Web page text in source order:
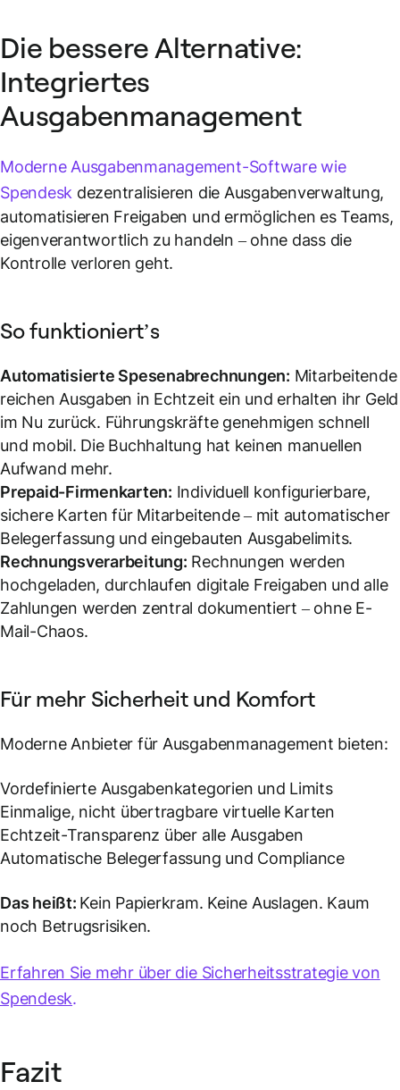
Die bessere Alternative:
Integriertes
Ausgabenmanagement
Moderne Ausgabenmanagement-Software wie
Spendesk dezentralisieren die Ausgabenverwaltung,
automatisieren Freigaben und ermöglichen es Teams,
eigenverantwortlich zu handeln – ohne dass die
Kontrolle verloren geht.
So funktioniert’s
Automatisierte Spesenabrechnungen: Mitarbeitende
reichen Ausgaben in Echtzeit ein und erhalten ihr Geld
im Nu zurück. Führungskräfte genehmigen schnell
und mobil. Die Buchhaltung hat keinen manuellen
Aufwand mehr.
Prepaid-Firmenkarten: Individuell konfigurierbare,
sichere Karten für Mitarbeitende – mit automatischer
Belegerfassung und eingebauten Ausgabelimits.
Rechnungsverarbeitung: Rechnungen werden
hochgeladen, durchlaufen digitale Freigaben und alle
Zahlungen werden zentral dokumentiert – ohne E-
Mail-Chaos.
Für mehr Sicherheit und Komfort
Moderne Anbieter für Ausgabenmanagement bieten:
Vordefinierte Ausgabenkategorien und Limits
Einmalige, nicht übertragbare virtuelle Karten
Echtzeit-Transparenz über alle Ausgaben
Automatische Belegerfassung und Compliance
Das heißt: Kein Papierkram. Keine Auslagen. Kaum
noch Betrugsrisiken.
Erfahren Sie mehr über die Sicherheitsstrategie von
Spendesk.
Fazit